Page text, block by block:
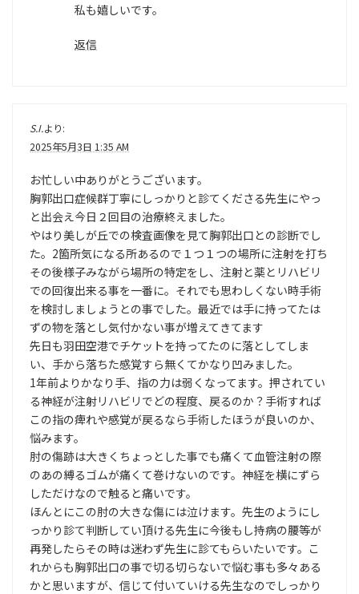
私も嬉しいです。
返信
S.I.より:
2025年5月3日 1:35 AM
お忙しい中ありがとうございます。
胸郭出口症候群丁寧にしっかりと診てくださる先生にやっ
と出会え今日２回目の治療終えました。
やはり美しが丘での検査画像を見て胸郭出口との診断でし
た。2箇所気になる所あるので１つ１つの場所に注射を打ち
その後様子みながら場所の特定をし、注射と薬とリハビリ
での回復出来る事を一番に。それでも思わしくない時手術
を検討しましょうとの事でした。最近では手に持ってたは
ずの物を落とし気付かない事が増えてきてます
先日も羽田空港でチケットを持ってたのに落としてしま
い、手から落ちた感覚すら無くてかなり凹みました。
1年前よりかなり手、指の力は弱くなってます。押されてい
る神経が注射リハビリでどの程度、戻るのか？手術すれば
この指の痺れや感覚が戻るなら手術したほうが良いのか、
悩みます。
肘の傷跡は大きくちょっとした事でも痛くて血管注射の際
のあの縛るゴムが痛くて巻けないのです。神経を横にずら
しただけなので触ると痛いです。
ほんとにこの肘の大きな傷には泣けます。先生のようにし
っかり診て判断してい頂ける先生に今後もし持病の腰等が
再発したらその時は迷わず先生に診てもらいたいです。こ
れからも胸郭出口の事で切る切らないで悩む事も多々ある
かと思いますが、信じて付いていける先生なのでしっかり